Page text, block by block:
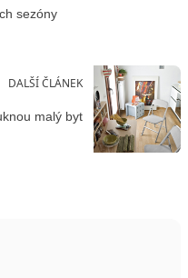
sezóny
DALŠÍ ČLÁNEK
malý byt